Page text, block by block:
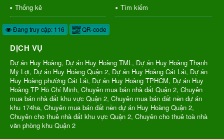
Thống kê
Tìm kiếm
Đang truy cập: 116 QR-code
DỊCH VỤ
Dự án Huy Hoàng, Dự án Huy Hoàng TML, Dự án Huy Hoàng Thạnh
Mỹ Lợi, Dự án Huy Hoàng Quận 2, Dự án Huy Hoàng Cát Lái, Dự án
Huy Hoàng phường Cát Lái, Dự án Huy Hoàng TPHCM, Dự án Huy
Hoàng TP Hồ Chí Minh, Chuyên mua bán nhà đất Quận 2, Chuyên
mua bán nhà đất khu vực Quận 2, Chuyên mua bán đất nền dự án
khu 174ha, Chuyên mua bán đất nền dự án Huy Hoàng Quận 2,
Chuyên cho thuê nhà đất khu vực Quận 2, Chuyên cho thuê toà nhà
văn phòng khu Quận 2